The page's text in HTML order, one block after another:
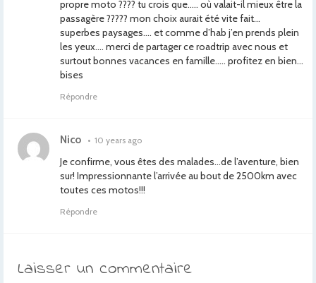
propre moto ???? tu crois que….. où valait-il mieux être la
passagère ????? mon choix aurait été vite fait…
superbes paysages…. et comme d’hab j’en prends plein
les yeux…. merci de partager ce roadtrip avec nous et
surtout bonnes vacances en famille….. profitez en bien…
bises
Répondre
Nico • 10 years ago
Je confirme, vous êtes des malades…de l’aventure, bien
sur! Impressionnante l’arrivée au bout de 2500km avec
toutes ces motos!!!
Répondre
Laisser un commentaire